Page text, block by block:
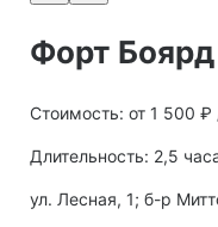
Форт Боярд
Стоимость: от 1 500 ₽
Длительность: 2,5
ул. Лесная, 1; б-р